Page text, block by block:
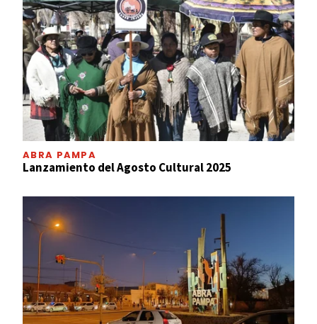
ABRA PAMPA
Lanzamiento del Agosto Cultural 2025